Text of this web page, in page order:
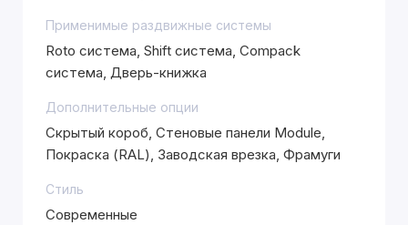
Применимые раздвижные системы
Roto система, Shift система, Compack
система, Дверь-книжка
Дополнительные опции
Скрытый короб, Стеновые панели Module,
Покраска (RAL), Заводская врезка, Фрамуги
Стиль
Современные